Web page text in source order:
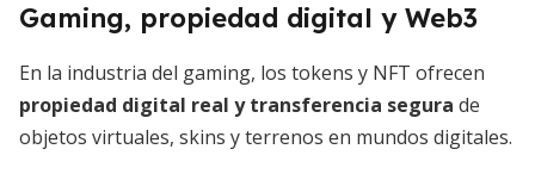
Gaming, propiedad digital y Web3
En la industria del gaming, los tokens y NFT ofrecen
propiedad digital real y transferencia segura de
objetos virtuales, skins y terrenos en mundos digitales.